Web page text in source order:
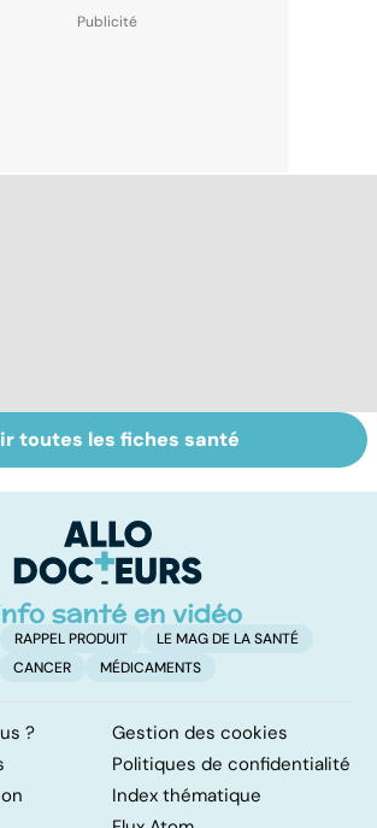
santé
Régimes
végétarien,
bénéfices pour la
santé ?
toutes les fiches santé
RAPPEL PRODUIT
LE MAG DE LA SANTÉ
CANCER
MÉDICAMENTS
?
Gestion des cookies
Politiques de confidentialité
Index thématique